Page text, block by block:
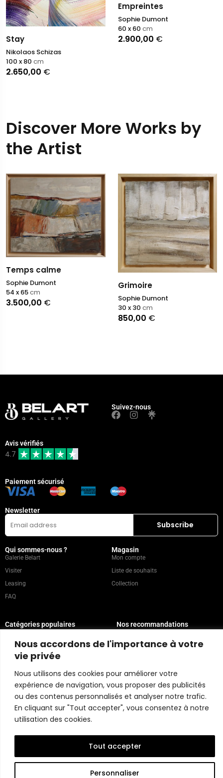
Nous accordons de l'importance à votre
vie privée
Nous utilisons des cookies pour améliorer votre
expérience de navigation, vous proposer des publicités
ou des contenus personnalisés et analyser notre trafic.
En cliquant sur "Tout accepter", vous consentez à notre
utilisation des cookies.
Personnaliser
Tout accepter
Stay
Nikolaos Schizas
2.650,00 €
100 x 80 cm
Empreintes
Sophie Dumont
2.900,00 €
60 x 60 cm
Discover More Works by
the Artist
Temps calme
Sophie Dumont
3.500,00 €
54 x 65cm
Grimoire
Sophie Dumont
850,00 €
30 x 30 cm
Suivez-nous
Avis vérifiés
4.7
Paiement sécurisé
Newsletter
Qui sommes-nous ?
Galerie Belart
Visiter
Leasing
FAQ
Magasin
Mon compte
Liste de souhaits
Collection
Catégories populaires
Peinture
Abstrait
Portrait
Nos recommandations
Contact
Politique du magasin
Copyright © 2026 Belart Gallery | Powered by Carre agency